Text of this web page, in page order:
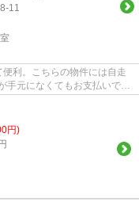
11
利。こちらの物件には自走
元になくてもお支払いでき
円)